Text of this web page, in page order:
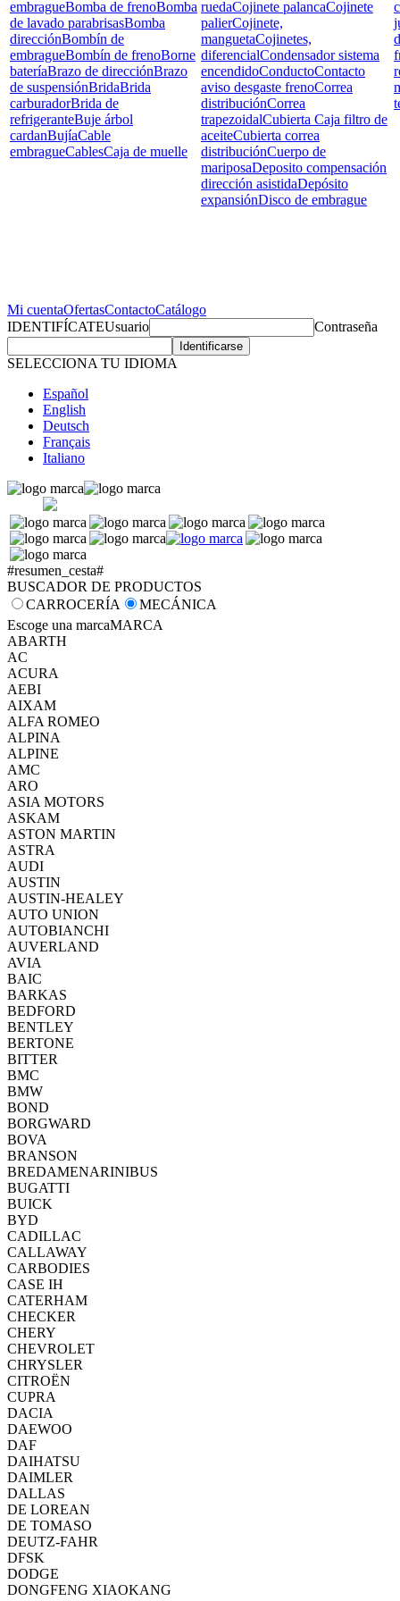
embragueBomba de frenoBomba
de lavado parabrisasBomba
direcciónBombín de
embragueBombín de frenoBorne
bateríaBrazo de direcciónBrazo
de suspensiónBridaBrida
carburadorBrida de
refrigeranteBuje árbol
cardanBujíaCable
embragueCablesCaja de muelle
ruedaCojinete palancaCojinete
palierCojinete,
manguetaCojinetes,
diferencialCondensador sistema
encendidoConductoContacto
aviso desgaste frenoCorrea
distribuciónCorrea
trapezoidalCubierta Caja filtro de
aceiteCubierta correa
distribuciónCuerpo de
mariposaDeposito compensación
dirección asistidaDepósito
expansiónDisco de embrague
Mi cuentaOfertasContactoCatálogo
IDENTIFÍCATEUsuario Contraseña
SELECCIONA TU IDIOMA
Español
English
Deutsch
Français
Italiano
#resumen_cesta#
BUSCADOR DE PRODUCTOS
CARROCERÍA
MECÁNICA
Escoge una marcaMARCA
ABARTH
AC
ACURA
AEBI
AIXAM
ALFA ROMEO
ALPINA
ALPINE
AMC
ARO
ASIA MOTORS
ASKAM
ASTON MARTIN
ASTRA
AUDI
AUSTIN
AUSTIN-HEALEY
AUTO UNION
AUTOBIANCHI
AUVERLAND
AVIA
BAIC
BARKAS
BEDFORD
BENTLEY
BERTONE
BITTER
BMC
BMW
BOND
BORGWARD
BOVA
BRANSON
BREDAMENARINIBUS
BUGATTI
BUICK
BYD
CADILLAC
CALLAWAY
CARBODIES
CASE IH
CATERHAM
CHECKER
CHERY
CHEVROLET
CHRYSLER
CITROËN
CUPRA
DACIA
DAEWOO
DAF
DAIHATSU
DAIMLER
DALLAS
DE LOREAN
DE TOMASO
DEUTZ-FAHR
DFSK
DODGE
DONGFENG XIAOKANG